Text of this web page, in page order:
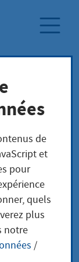
als
de
et
pour
quels
plus
notre
/